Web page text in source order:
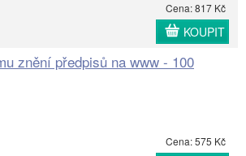
Cena: 817 Kč
KOUPIT
znění předpisů na www - 100
Cena: 575 Kč